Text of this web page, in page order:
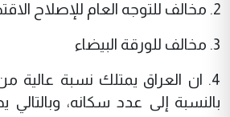
2. مخالف للتوجه العام للإصلاح الاقتصادي
3. مخالف للورقة البيضاء
4. ان العراق يمتلك نسبة عالية
بالنسبة إلى عدد سكانه، وبالتالي